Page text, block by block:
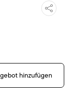
hinzufügen